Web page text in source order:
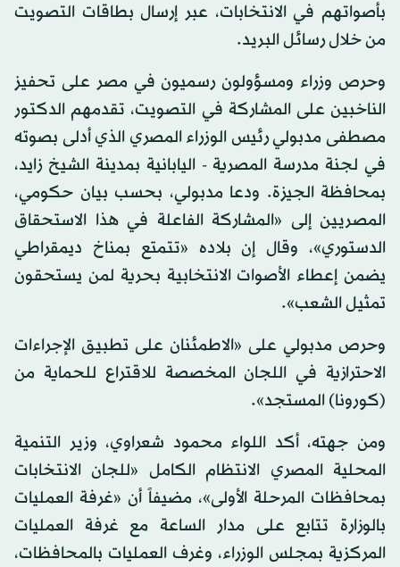
بأصواتهم في الانتخابات، عبر إرسال بطاقات التصويت
من خلال رسائل البريد.
وحرص وزراء ومسؤولون رسميون في مصر على تحفيز
الناخبين على المشاركة في التصويت، تقدمهم الدكتور
مصطفى مدبولي رئيس الوزراء المصري الذي أدلى بصوته
في لجنة مدرسة المصرية - اليابانية بمدينة الشيخ زايد،
بمحافظة الجيزة. ودعا مدبولي، بحسب بيان حكومي،
المصريين إلى «المشاركة الفاعلة في هذا الاستحقاق
الدستوري»، وقال إن بلاده «تتمتع بمناخ ديمقراطي
يضمن إعطاء الأصوات الانتخابية بحرية لمن يستحقون
تمثيل الشعب».
وحرص مدبولي على «الاطمئنان على تطبيق الإجراءات
الاحترازية في اللجان المخصصة للاقتراع للحماية من
(كورونا) المستجد».
ومن جهته، أكد اللواء محمود شعراوي، وزير التنمية
المحلية المصري الانتظام الكامل «للجان الانتخابات
بمحافظات المرحلة الأولى»، مضيفاً أن «غرفة العمليات
بالوزارة تتابع على مدار الساعة مع غرفة العمليات
المركزية بمجلس الوزراء، وغرف العمليات بالمحافظات،